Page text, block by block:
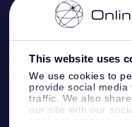
This website uses
We use cookies to
provide social
traffic. We also
our site with our
Doni aziendali
One Million Stars
OSR Starsaver
App VR ‘Fly me
Politica di reso
Costellazioni